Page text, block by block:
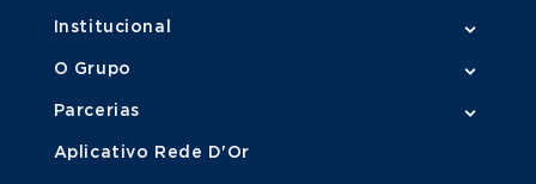
Institucional
O Grupo
Parcerias
Aplicativo Rede D'Or